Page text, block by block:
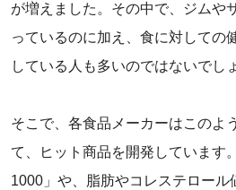
が増えました。その中で、ジムや
っているのに加え、食に対しての
している人も多いのではないでし
そこで、各食品メーカーはこのよ
て、ヒット商品を開発しています
1000」や、脂肪やコレステロール